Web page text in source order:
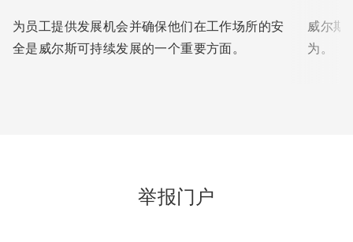
为员工提供发展机会并确保他们在工作场所的安
全是威尔斯可持续发展的一个重要方面。
威尔斯
为。
举报门户